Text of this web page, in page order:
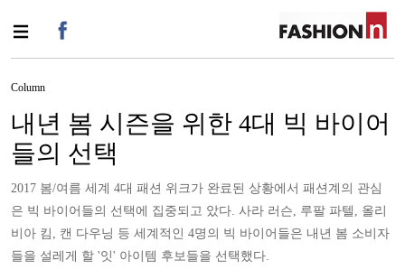
Column
내년 봄 시즌을 위한 4대 빅 바이어
들의 선택
2017 봄/여름 세계 4대 패션 위크가 완료된 상황에서 패션계의 관심
은 빅 바이어들의 선택에 집중되고 았다. 사라 러슨, 루팔 파텔, 올리
비아 킴, 캔 다우닝 등 세계적인 4명의 빅 바이어들은 내년 봄 소비자
들을 설레게 할 '잇' 아이템 후보들을 선택했다.